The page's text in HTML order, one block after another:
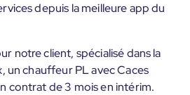
depuis la meilleure app du
notre client, spécialisé dans la
un chauffeur PL avec Caces
contrat de 3 mois en intérim.